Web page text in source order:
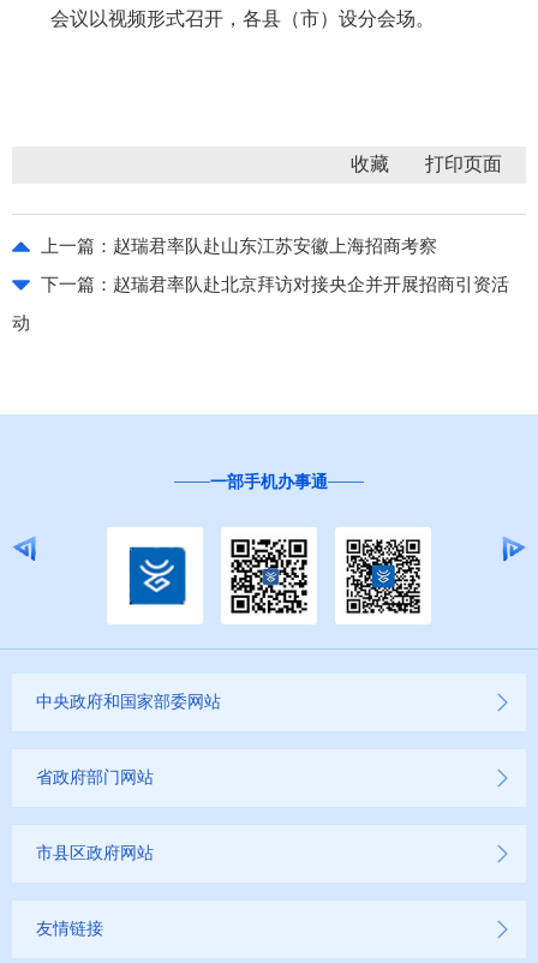
会议以视频形式召开，各县（市）设分会场。
收藏
上一篇： 赵瑞君率队赴山东江苏安徽上海招商考察
下一篇： 赵瑞君率队赴北京拜访对接央企并开展招商引资活
动
“互联网+督查”
中央政府和国家部委网站
省政府部门网站
市县区政府网站
友情链接